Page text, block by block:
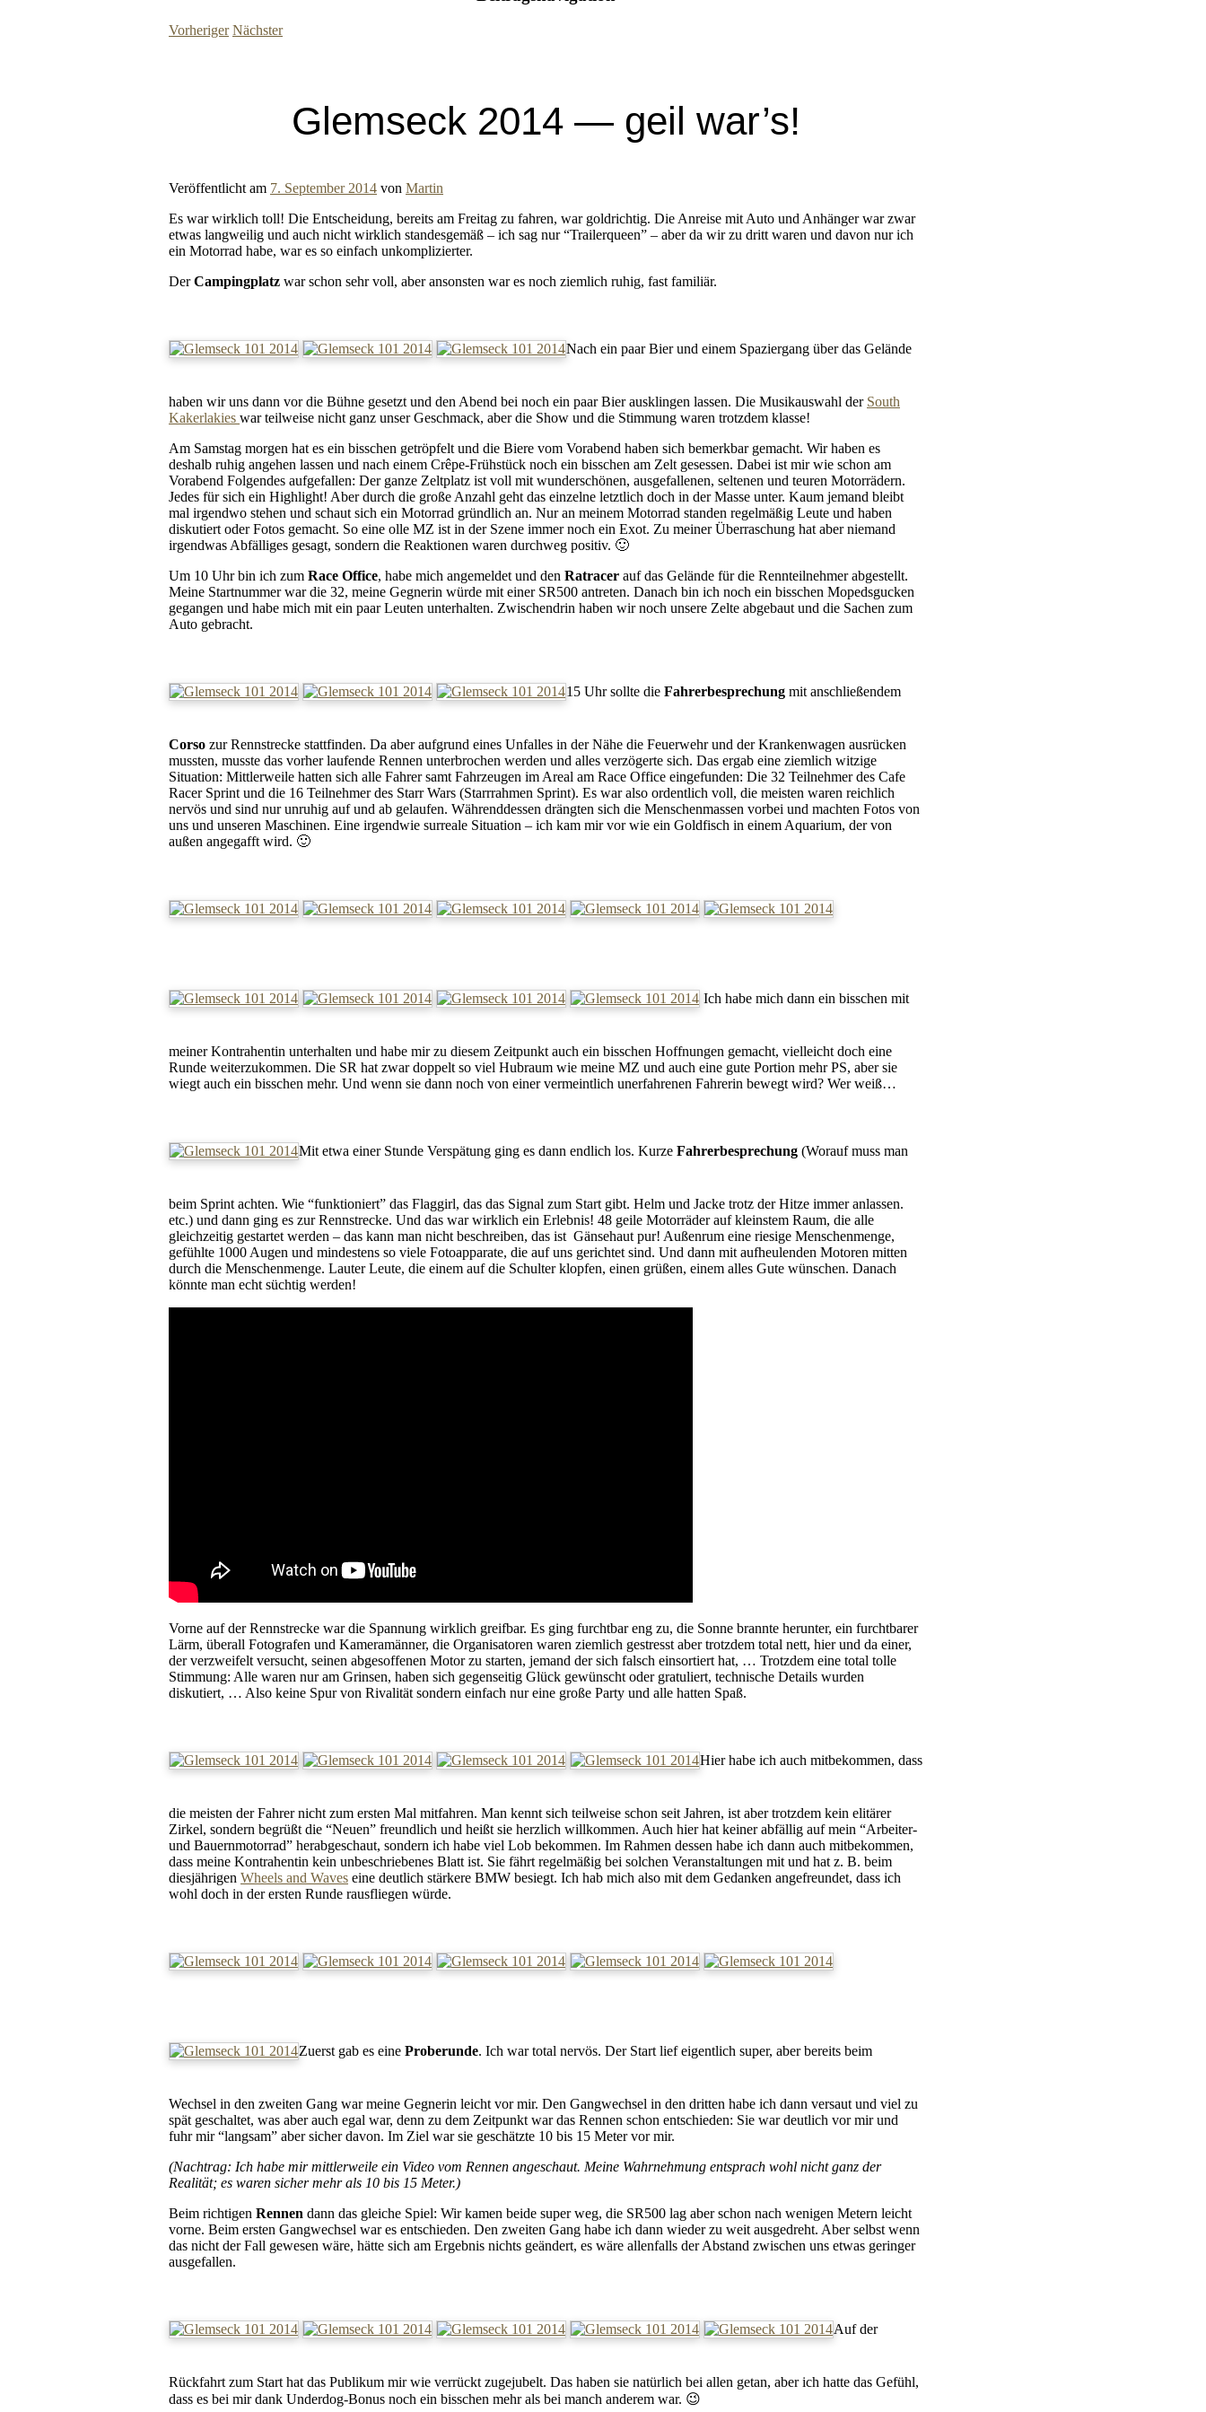
Vorheriger Nächster
Glemseck 2014 — geil war’s!
Veröffentlicht am 7. September 2014 von Martin
Es war wirklich toll! Die Entscheidung, bereits am Freitag zu fahren, war goldrichtig. Die Anreise mit Auto und Anhänger war zwar
etwas langweilig und auch nicht wirklich standesgemäß – ich sag nur “Trailerqueen” – aber da wir zu dritt waren und davon nur ich
ein Motorrad habe, war es so einfach unkomplizierter.
DerCampingplatz war schon sehr voll, aber ansonsten war es noch ziemlich ruhig, fast familiär.
Nach ein paar Bier und einem Spaziergang über das Gelände
haben wir uns dann vor die Bühne gesetzt und den Abend bei noch ein paar Bier ausklingen lassen. Die Musikauswahl der South
Kakerlakies war teilweise nicht ganz unser Geschmack, aber die Show und die Stimmung waren trotzdem klasse!
Am Samstag morgen hat es ein bisschen getröpfelt und die Biere vom Vorabend haben sich bemerkbar gemacht. Wir haben es
deshalb ruhig angehen lassen und nach einem Crêpe-Frühstück noch ein bisschen am Zelt gesessen. Dabei ist mir wie schon am
Vorabend Folgendes aufgefallen: Der ganze Zeltplatz ist voll mit wunderschönen, ausgefallenen, seltenen und teuren Motorrädern.
Jedes für sich ein Highlight! Aber durch die große Anzahl geht das einzelne letztlich doch in der Masse unter. Kaum jemand bleibt
mal irgendwo stehen und schaut sich ein Motorrad gründlich an. Nur an meinem Motorrad standen regelmäßig Leute und haben
diskutiert oder Fotos gemacht. So eine olle MZ ist in der Szene immer noch ein Exot. Zu meiner Überraschung hat aber niemand
irgendwas Abfälliges gesagt, sondern die Reaktionen waren durchweg positiv. 🙂
Um 10 Uhr bin ich zum Race Office, habe mich angemeldet und den Ratracer auf das Gelände für die Rennteilnehmer abgestellt.
Meine Startnummer war die 32, meine Gegnerin würde mit einer SR500 antreten. Danach bin ich noch ein bisschen Mopedsgucken
gegangen und habe mich mit ein paar Leuten unterhalten. Zwischendrin haben wir noch unsere Zelte abgebaut und die Sachen zum
Auto gebracht.
15 Uhr sollte die Fahrerbesprechung mit anschließendem
Corso zur Rennstrecke stattfinden. Da aber aufgrund eines Unfalles in der Nähe die Feuerwehr und der Krankenwagen ausrücken
mussten, musste das vorher laufende Rennen unterbrochen werden und alles verzögerte sich. Das ergab eine ziemlich witzige
Situation: Mittlerweile hatten sich alle Fahrer samt Fahrzeugen im Areal am Race Office eingefunden: Die 32 Teilnehmer des Cafe
Racer Sprint und die 16 Teilnehmer des Starr Wars (Starrrahmen Sprint). Es war also ordentlich voll, die meisten waren reichlich
nervös und sind nur unruhig auf und ab gelaufen. Währenddessen drängten sich die Menschenmassen vorbei und machten Fotos von
uns und unseren Maschinen. Eine irgendwie surreale Situation – ich kam mir vor wie ein Goldfisch in einem Aquarium, der von
außen angegafft wird. 🙂
Ich habe mich dann ein bisschen mit
meiner Kontrahentin unterhalten und habe mir zu diesem Zeitpunkt auch ein bisschen Hoffnungen gemacht, vielleicht doch eine
Runde weiterzukommen. Die SR hat zwar doppelt so viel Hubraum wie meine MZ und auch eine gute Portion mehr PS, aber sie
wiegt auch ein bisschen mehr. Und wenn sie dann noch von einer vermeintlich unerfahrenen Fahrerin bewegt wird? Wer weiß…
Mit etwa einer Stunde Verspätung ging es dann endlich los. Kurze Fahrerbesprechung (Worauf muss man
beim Sprint achten. Wie “funktioniert” das Flaggirl, das das Signal zum Start gibt. Helm und Jacke trotz der Hitze immer anlassen.
etc.) und dann ging es zur Rennstrecke. Und das war wirklich ein Erlebnis! 48 geile Motorräder auf kleinstem Raum, die alle
gleichzeitig gestartet werden – das kann man nicht beschreiben, das ist Gänsehaut pur! Außenrum eine riesige Menschenmenge,
gefühlte 1000 Augen und mindestens so viele Fotoapparate, die auf uns gerichtet sind. Und dann mit aufheulenden Motoren mitten
durch die Menschenmenge. Lauter Leute, die einem auf die Schulter klopfen, einen grüßen, einem alles Gute wünschen. Danach
könnte man echt süchtig werden!
Vorne auf der Rennstrecke war die Spannung wirklich greifbar. Es ging furchtbar eng zu, die Sonne brannte herunter, ein furchtbarer
Lärm, überall Fotografen und Kameramänner, die Organisatoren waren ziemlich gestresst aber trotzdem total nett, hier und da einer,
der verzweifelt versucht, seinen abgesoffenen Motor zu starten, jemand der sich falsch einsortiert hat, … Trotzdem eine total tolle
Stimmung: Alle waren nur am Grinsen, haben sich gegenseitig Glück gewünscht oder gratuliert, technische Details wurden
diskutiert, … Also keine Spur von Rivalität sondern einfach nur eine große Party und alle hatten Spaß.
Hier habe ich auch mitbekommen, dass
die meisten der Fahrer nicht zum ersten Mal mitfahren. Man kennt sich teilweise schon seit Jahren, ist aber trotzdem kein elitärer
Zirkel, sondern begrüßt die “Neuen” freundlich und heißt sie herzlich willkommen. Auch hier hat keiner abfällig auf mein “Arbeiter-
und Bauernmotorrad” herabgeschaut, sondern ich habe viel Lob bekommen. Im Rahmen dessen habe ich dann auch mitbekommen,
dass meine Kontrahentin kein unbeschriebenes Blatt ist. Sie fährt regelmäßig bei solchen Veranstaltungen mit und hat z. B. beim
diesjährigen Wheels and Waves eine deutlich stärkere BMW besiegt. Ich hab mich also mit dem Gedanken angefreundet, dass ich
wohl doch in der ersten Runde rausfliegen würde.
Zuerst gab es eine Proberunde. Ich war total nervös. Der Start lief eigentlich super, aber bereits beim
Wechsel in den zweiten Gang war meine Gegnerin leicht vor mir. Den Gangwechsel in den dritten habe ich dann versaut und viel zu
spät geschaltet, was aber auch egal war, denn zu dem Zeitpunkt war das Rennen schon entschieden: Sie war deutlich vor mir und
fuhr mir “langsam” aber sicher davon. Im Ziel war sie geschätzte 10 bis 15 Meter vor mir.
(Nachtrag: Ich habe mir mittlerweile ein Video vom Rennen angeschaut. Meine Wahrnehmung entsprach wohl nicht ganz der
Realität; es waren sicher mehr als 10 bis 15 Meter.)
Beim richtigen Rennen dann das gleiche Spiel: Wir kamen beide super weg, die SR500 lag aber schon nach wenigen Metern leicht
vorne. Beim ersten Gangwechsel war es entschieden. Den zweiten Gang habe ich dann wieder zu weit ausgedreht. Aber selbst wenn
das nicht der Fall gewesen wäre, hätte sich am Ergebnis nichts geändert, es wäre allenfalls der Abstand zwischen uns etwas geringer
ausgefallen.
Auf der
Rückfahrt zum Start hat das Publikum mir wie verrückt zugejubelt. Das haben sie natürlich bei allen getan, aber ich hatte das Gefühl,
dass es bei mir dank Underdog-Bonus noch ein bisschen mehr als bei manch anderem war. 😉